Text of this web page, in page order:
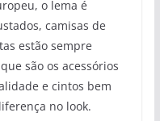
o lema é
camisas de
estão sempre
são os acessórios
e cintos bem
no look.